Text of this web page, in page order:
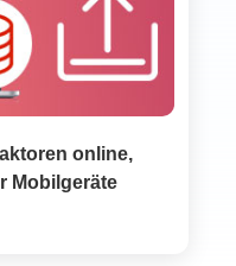
online,
Mobilgeräte